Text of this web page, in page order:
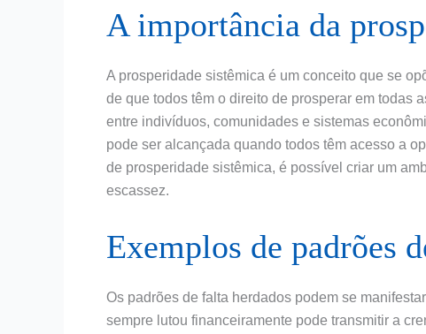
A importância da
A prosperidade sistêmica é um conceito que se
de que todos têm o direito de prosperar em todas
entre indivíduos, comunidades e sistemas
pode ser alcançada quando todos têm acesso a
de prosperidade sistêmica, é possível criar um
escassez.
Exemplos de padrões
Os padrões de falta herdados podem se
sempre lutou financeiramente pode transmitir a